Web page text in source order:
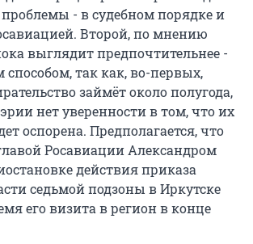
- в судебном порядке и
Второй, по мнению
выглядит предпочтительнее -
так как, во-первых,
займёт около полугода,
нет уверенности в том, что их
оспорена. Предполагается, что
Росавиации Александром
действия приказа
седьмой подзоны в Иркутске
его визита в регион в конце